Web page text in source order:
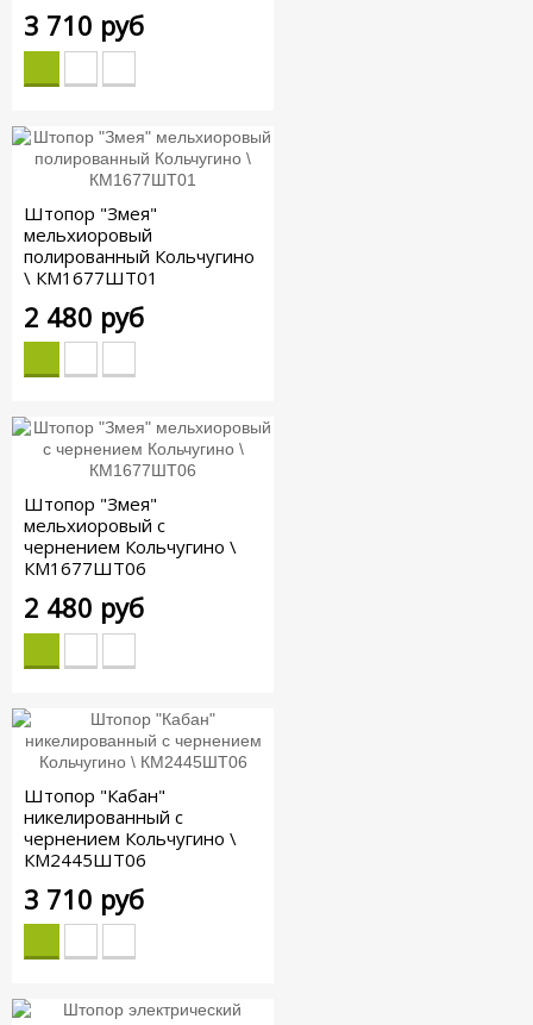
3 710 руб
Штопор "Змея"
мельхиоровый
полированный Кольчугино
\ КМ1677ШТ01
2 480 руб
Штопор "Змея"
мельхиоровый с
чернением Кольчугино \
КМ1677ШТ06
2 480 руб
Штопор "Кабан"
никелированный с
чернением Кольчугино \
КМ2445ШТ06
3 710 руб